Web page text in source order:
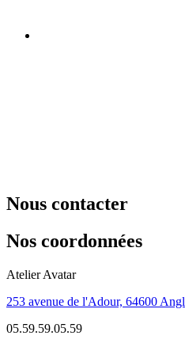
Nous contacter
Nos coordonnées
Atelier Avatar
253 avenue de l'Adour, 64600
05.59.59.05.59